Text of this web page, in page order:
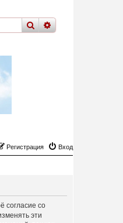
поискрасширенный
Вход
Регистрация
согласие со
эти